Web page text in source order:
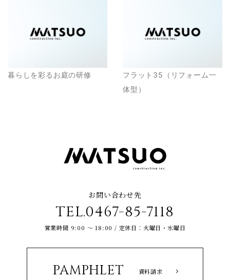
暮らしを彩るお庭の研修
フラット35（リフォーム一
体型）
お問い合わせ先
TEL.0467-85-7118
営業時間 9:00 ～ 18:00 / 定休日：火曜日・水曜日
PAMPHLET 資料請求